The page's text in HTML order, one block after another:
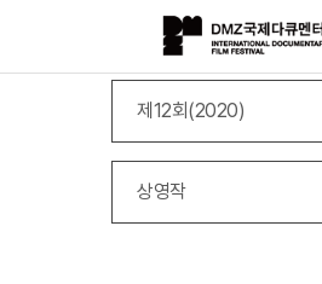
제12회(2020)
상영작